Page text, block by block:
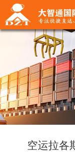
首页
国际空运
国际海运
国际陆运
进口物流
FBA专线空运拉各